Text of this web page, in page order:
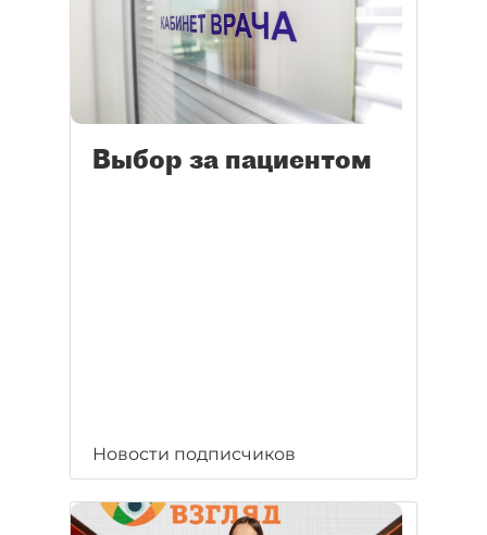
Выбор за пациентом
Новости подписчиков